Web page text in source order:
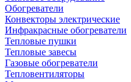
Обогреватели
Конвекторы электрические
Инфракрасные обогреватели
Тепловые пушки
Тепловые завесы
Газовые обогреватели
Тепловентиляторы